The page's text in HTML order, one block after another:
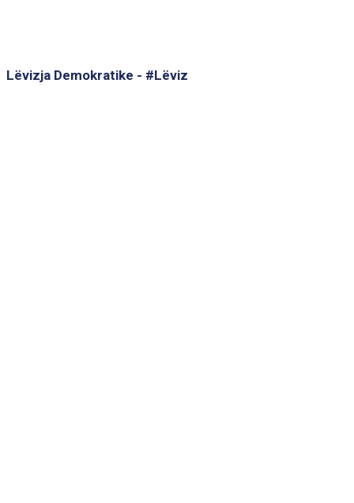
Lëvizja Demokratike - #Lëviz